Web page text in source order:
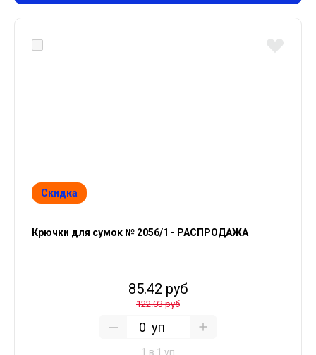
Скидка
Крючки для сумок № 2056/1 - РАСПРОДАЖА
85.42 руб
122.03 руб
уп
1 в 1 уп